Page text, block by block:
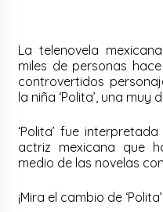
La telenovela
miles de personas
controvertidos
la niña ‘Polita’, una
‘Polita’ fue
actriz mexicana que
medio de las novelas
¡Mira el cambio de